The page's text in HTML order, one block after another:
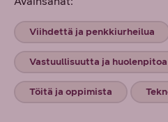
Viihdettä ja penkkiurheilua
Vastuullisuutta ja huolenpitoa
Töitä ja oppimista